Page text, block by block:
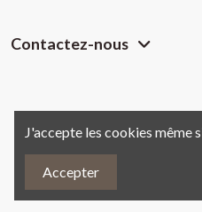
Contactez-nous
Copyright @Chemin des
J'accepte les cookies même
Accepter